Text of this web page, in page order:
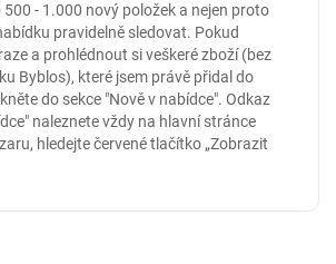
- 1.000 nový položek a nejen proto
pravidelně sledovat. Pokud
a prohlédnout si veškeré zboží (bez
Byblos), které jsem právě přidal do
do sekce "Nově v nabídce". Odkaz
naleznete vždy na hlavní stránce
, hledejte červené tlačítko „Zobrazit